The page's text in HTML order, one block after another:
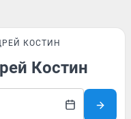
КОСТИН
Костин